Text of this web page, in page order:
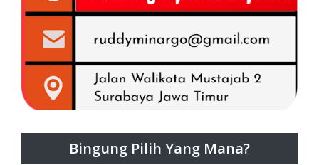
Bingung Pilih Yang Mana?